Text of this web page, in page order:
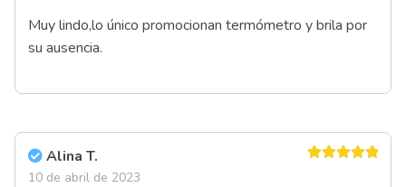
Muy lindo,lo único promocionan termómetro y brila por
su ausencia.
Alina T.
10 de abril de 2023